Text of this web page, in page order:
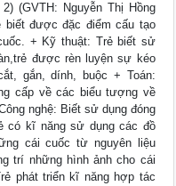
(GVTH: Nguyễn Thị Hồng
biết được đặc điểm cấu tạo
+ Kỹ thuật: Trẻ biết sử
được rèn luyện sự kéo
gắn, dính, buộc + Toán:
cấp về các biểu tượng về
nghệ: Biết sử dụng đóng
có kĩ năng sử dụng các đồ
cái cuốc từ nguyên liệu
trí những hình ảnh cho cái
phát triển kĩ năng hợp tác